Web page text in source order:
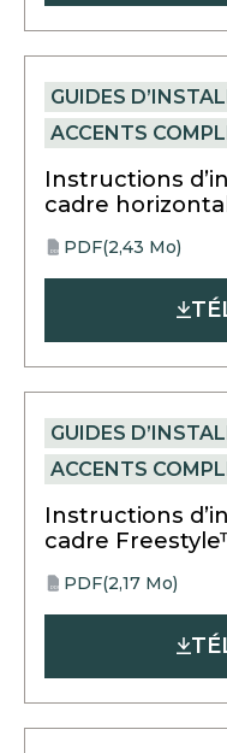
GUIDES
ACCENTS
Instructions
cadre
PDF PDF(2,43 Mo)
opens
in
GUIDES
ACCENTS
Instructions
cadre
PDF PDF(2,17 Mo)
opens
in